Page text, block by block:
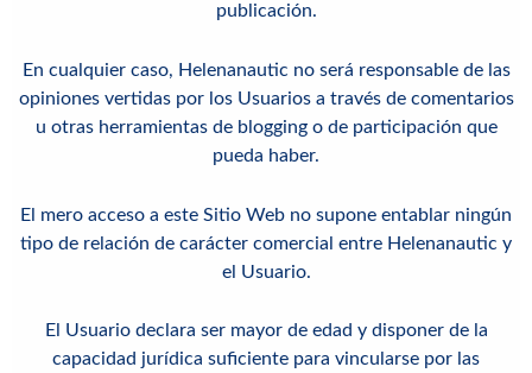
publicación.
En cualquier caso, Helenanautic no será responsable de las
opiniones vertidas por los Usuarios a través de comentarios
u otras herramientas de blogging o de participación que
pueda haber.
El mero acceso a este Sitio Web no supone entablar ningún
tipo de relación de carácter comercial entre Helenanautic y
el Usuario.
El Usuario declara ser mayor de edad y disponer de la
capacidad jurídica suficiente para vincularse por las